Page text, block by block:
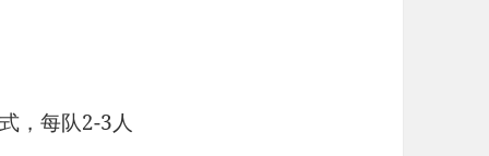
，每队2-3人